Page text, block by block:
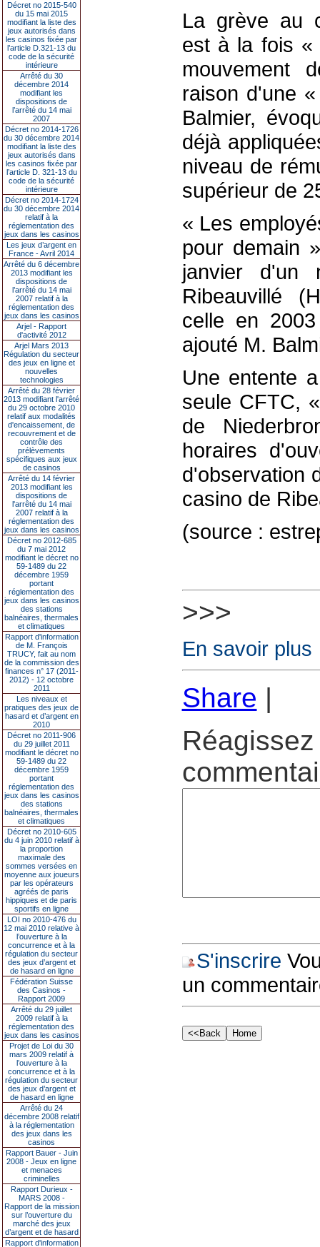
Décret no 2015-540
du 15 mai 2015
modifiant la liste des
jeux autorisés dans
les casinos fixée par
l’article D.321-13 du
code de la sécurité
intérieure
Arrêté du 30
décembre 2014
modifiant les
dispositions de
l’arrêté du 14 mai
2007
Décret no 2014-1726
du 30 décembre 2014
modifiant la liste des
jeux autorisés dans
les casinos fixée par
l’article D. 321-13 du
code de la sécurité
intérieure
Décret no 2014-1724
du 30 décembre 2014
relatif à la
réglementation des
jeux dans les casinos
Les jeux d’argent en
France - Avril 2014
Arrêté du 6 décembre
2013 modifiant les
dispositions de
l’arrêté du 14 mai
2007 relatif à la
réglementation des
jeux dans les casinos
Arjel - Rapport
d'activité 2012
Arjel Mars 2013
Régulation du secteur
des jeux en ligne et
nouvelles
technologies
Arrêté du 28 février
2013 modifiant l'arrêté
du 29 octobre 2010
relatif aux modalités
d'encaissement, de
recouvrement et de
contrôle des
prélèvements
spécifiques aux jeux
de casinos
Arrêté du 14 février
2013 modifiant les
dispositions de
l'arrêté du 14 mai
2007 relatif à la
réglementation des
jeux dans les casinos
Décret no 2012-685
du 7 mai 2012
modifiant le décret no
59-1489 du 22
décembre 1959
portant
réglementation des
jeux dans les casinos
des stations
balnéaires, thermales
et climatiques
Rapport d'information
de M. François
TRUCY, fait au nom
de la commission des
finances n° 17 (2011-
2012) - 12 octobre
2011
Les niveaux et
pratiques des jeux de
hasard et d’argent en
2010
Décret no 2011-906
du 29 juillet 2011
modifiant le décret no
59-1489 du 22
décembre 1959
portant
réglementation des
jeux dans les casinos
des stations
balnéaires, thermales
et climatiques
Décret no 2010-605
du 4 juin 2010 relatif à
la proportion
maximale des
sommes versées en
moyenne aux joueurs
par les opérateurs
agréés de paris
hippiques et de paris
sportifs en ligne
LOI no 2010-476 du
12 mai 2010 relative à
l’ouverture à la
concurrence et à la
régulation du secteur
des jeux d’argent et
de hasard en ligne
Fédération Suisse
des Casinos -
Rapport 2009
Arrêté du 29 juillet
2009 relatif à la
réglementation des
jeux dans les casinos
Projet de Loi du 30
mars 2009 relatif à
l’ouverture à la
concurrence et à la
régulation du secteur
des jeux d’argent et
de hasard en ligne
Arrêté du 24
décembre 2008 relatif
à la réglementation
des jeux dans les
casinos
Rapport Bauer - Juin
2008 - Jeux en ligne
et menaces
criminelles
Rapport Durieux -
MARS 2008 -
Rapport de la mission
sur l’ouverture du
marché des jeux
d’argent et de hasard
Rapport d'information
La grève au
est à la fois «
mouvement
raison d'une
Balmier,
déjà
niveau de
supérieur de
« Les
pour demain
janvier d'un
Ribeauvillé
celle en
ajouté M.
Une entente
seule CFTC,
de
horaires
d'observation
casino de
(source :
>>>
En savoir plus
Share |
S'inscrire
un